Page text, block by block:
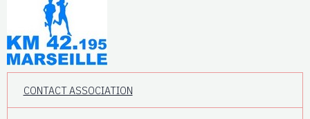
CONTACT ASSOCIATION